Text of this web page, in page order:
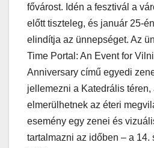
fővárost. Idén a fesztivál a
előtt tiszteleg, és január 25-
elindítja az ünnepséget. Az
Time Portal: An Event for
Anniversary című egyedi
jellemezni a Katedrális
elmerülhetnek az éteri
esemény egy zenei és
tartalmazni az időben – a 14.